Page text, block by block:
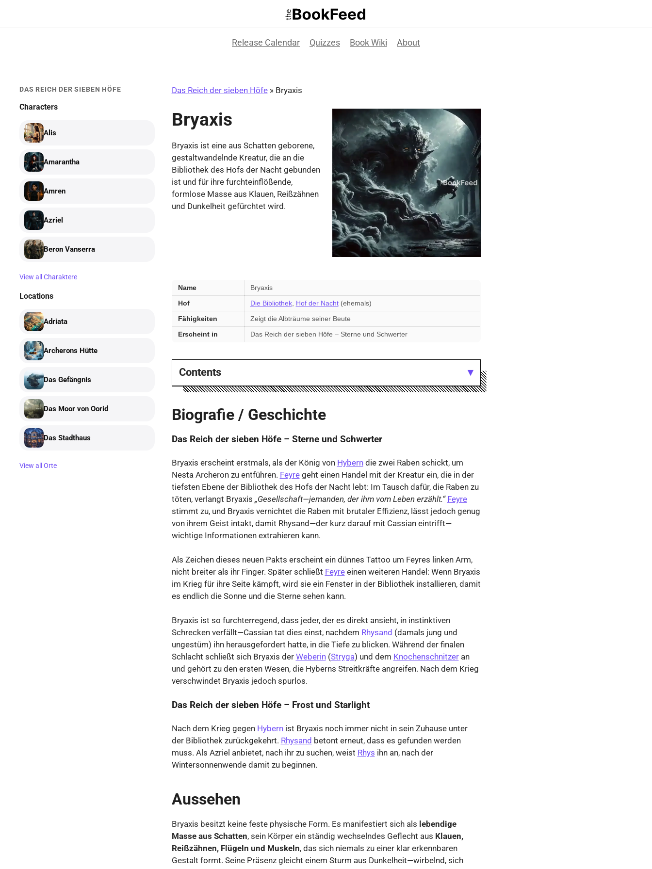
springen
Release Calendar Quizzes Book Wiki About
DAS REICH DER SIEBEN HÖFE
Characters
Alis
Amarantha
Amren
Azriel
Beron Vanserra
View all Charaktere
Locations
Adriata
Archerons Hütte
Das Gefängnis
Das Moor von Oorid
Das Stadthaus
View all Orte
Das Reich der sieben Höfe» Bryaxis
Bryaxis
Bryaxis ist eine aus Schatten geborene,
gestaltwandelnde Kreatur, die an die
Bibliothek des Hofs der Nacht gebunden
ist und für ihre furchteinflößende,
formlose Masse aus Klauen, Reißzähnen
und Dunkelheit gefürchtet wird.
Bryaxis
—
wichtige
Fakten
Name
Bryaxis
Hof
Die Bibliothek, Hof der Nacht(ehemals)
Fähigkeiten
Zeigt die Albträume seiner Beute
Erscheint in
Das Reich der sieben Höfe – Sterne und Schwerter
Contents
Biografie / Geschichte
Das Reich der sieben Höfe – Sterne und Schwerter
Bryaxis erscheint erstmals, als der König von Hyberndie zwei Raben schickt, um
Nesta Archeron zu entführen. Feyregeht einen Handel mit der Kreatur ein, die in der
tiefsten Ebene der Bibliothek des Hofs der Nacht lebt: Im Tausch dafür, die Raben zu
töten, verlangt Bryaxis „Gesellschaft—jemanden, der ihm vom Leben erzählt.“ Feyre
stimmt zu, und Bryaxis vernichtet die Raben mit brutaler Effizienz, lässt jedoch genug
von ihrem Geist intakt, damit Rhysand—der kurz darauf mit Cassian eintrifft—
wichtige Informationen extrahieren kann.
Als Zeichen dieses neuen Pakts erscheint ein dünnes Tattoo um Feyres linken Arm,
nicht breiter als ihr Finger. Später schließt Feyreeinen weiteren Handel: Wenn Bryaxis
im Krieg für ihre Seite kämpft, wird sie ein Fenster in der Bibliothek installieren, damit
es endlich die Sonne und die Sterne sehen kann.
Bryaxis ist so furchterregend, dass jeder, der es direkt ansieht, in instinktiven
Schrecken verfällt—Cassian tat dies einst, nachdem Rhysand (damals jung und
ungestüm) ihn herausgefordert hatte, in die Tiefe zu blicken. Während der finalen
Schlacht schließt sich Bryaxis der Weberin(Stryga) und dem Knochenschnitzeran
und gehört zu den ersten Wesen, die Hyberns Streitkräfte angreifen. Nach dem Krieg
verschwindet Bryaxis jedoch spurlos.
Das Reich der sieben Höfe – Frost und Starlight
Nach dem Krieg gegen Hybernist Bryaxis noch immer nicht in sein Zuhause unter
der Bibliothek zurückgekehrt. Rhysand betont erneut, dass es gefunden werden
muss. Als Azriel anbietet, nach ihr zu suchen, weist Rhys ihn an, nach der
Wintersonnenwende damit zu beginnen.
Aussehen
Bryaxis besitzt keine feste physische Form. Es manifestiert sich als lebendige
Masse aus Schatten, sein Körper ein ständig wechselndes Geflecht aus Klauen,
Reißzähnen, Flügeln und Muskeln, das sich niemals zu einer klar erkennbaren
Gestalt formt. Seine Präsenz gleicht einem Sturm aus Dunkelheit—wirbelnd, sich